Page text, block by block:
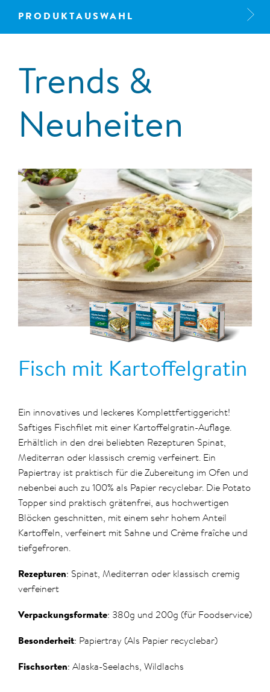
PRODUKTAUSWAHL
Trends &
Neuheiten
Fisch mit Kartoffelgratin
Ein innovatives und leckeres Komplettfertiggericht!
Saftiges Fischfilet mit einer Kartoffelgratin-Auflage.
Erhältlich in den drei beliebten Rezepturen Spinat,
Mediterran oder klassisch cremig verfeinert. Ein
Papiertray ist praktisch für die Zubereitung im Ofen und
nebenbei auch zu 100% als Papier recyclebar. Die Potato
Topper sind praktisch grätenfrei, aus hochwertigen
Blöcken geschnitten, mit einem sehr hohem Anteil
Kartoffeln, verfeinert mit Sahne und Crème fraîche und
tiefgefroren.
Rezepturen: Spinat, Mediterran oder klassisch cremig
verfeinert
Verpackungsformate: 380g und 200g (für Foodservice)
Besonderheit: Papiertray (Als Papier recyclebar)
Fischsorten: Alaska-Seelachs, Wildlachs